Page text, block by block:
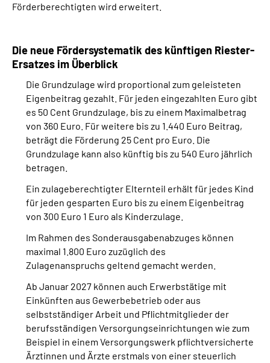
Förderberechtigten wird erweitert.
Die neue Fördersystematik des künftigen Riester-
Ersatzes im Überblick
Die Grundzulage wird proportional zum geleisteten
Eigenbeitrag gezahlt. Für jeden eingezahlten Euro gibt
es 50 Cent Grundzulage, bis zu einem Maximalbetrag
von 360 Euro. Für weitere bis zu 1.440 Euro Beitrag,
beträgt die Förderung 25 Cent pro Euro. Die
Grundzulage kann also künftig bis zu 540 Euro jährlich
betragen.
Ein zulageberechtigter Elternteil erhält für jedes Kind
für jeden gesparten Euro bis zu einem Eigenbeitrag
von 300 Euro 1 Euro als Kinderzulage.
Im Rahmen des Sonderausgabenabzuges können
maximal 1.800 Euro zuzüglich des
Zulagenanspruchs geltend gemacht werden.
Ab Januar 2027 können auch Erwerbstätige mit
Einkünften aus Gewerbebetrieb oder aus
selbstständiger Arbeit und Pflichtmitglieder der
berufsständigen Versorgungseinrichtungen wie zum
Beispiel in einem Versorgungswerk pflichtversicherte
Ärztinnen und Ärzte erstmals von einer steuerlich